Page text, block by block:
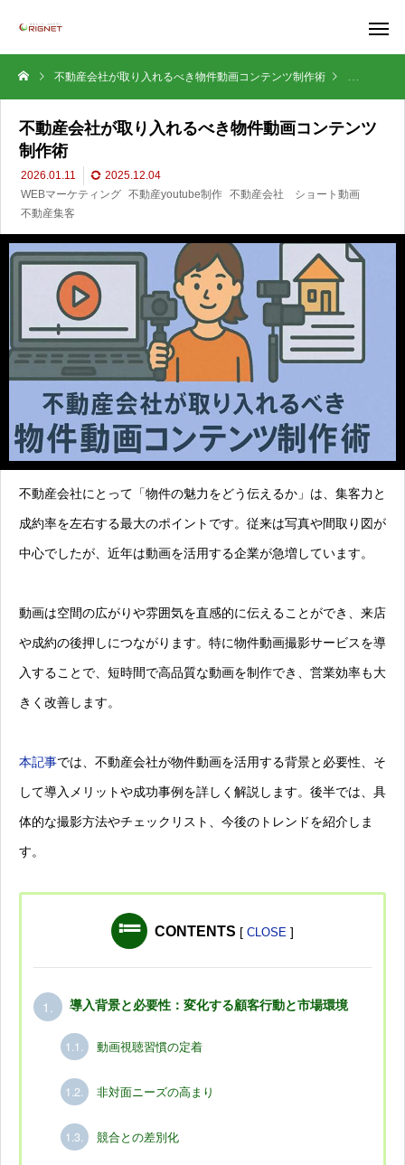
不動産会社が取り入れるべき物件動画コンテンツ制作術 WEBマー
不動産会社が取り入れるべき物件動画コンテンツ
制作術
2026.01.11
2025.12.04
WEBマーケティング 不動産youtube制作 不動産会社 ショート動画
不動産集客
不動産会社にとって「物件の魅力をどう伝えるか」は、集客力と
成約率を左右する最大のポイントです。従来は写真や間取り図が
中心でしたが、近年は動画を活用する企業が急増しています。
動画は空間の広がりや雰囲気を直感的に伝えることができ、来店
や成約の後押しにつながります。特に物件動画撮影サービスを導
入することで、短時間で高品質な動画を制作でき、営業効率も大
きく改善します。
本記事では、不動産会社が物件動画を活用する背景と必要性、そ
して導入メリットや成功事例を詳しく解説します。後半では、具
体的な撮影方法やチェックリスト、今後のトレンドを紹介しま
す。
CONTENTS [ CLOSE ]
1. 導入背景と必要性：変化する顧客行動と市場環境
1.1. 動画視聴習慣の定着
1.2. 非対面ニーズの高まり
1.3. 競合との差別化